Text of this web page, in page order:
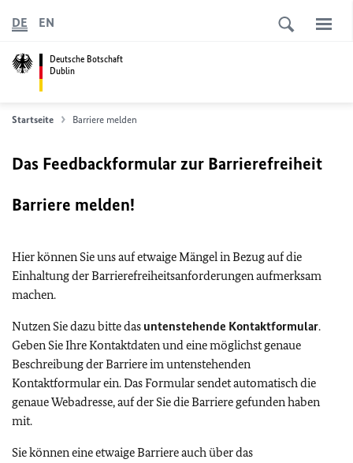
Deutsche Botschaft
Dublin
DE EN
Startseite Barriere melden
Das Feedbackformular zur Barrierefreiheit
Barriere melden!
Hier können Sie uns auf etwaige Mängel in Bezug auf die
Einhaltung der Barrierefreiheitsanforderungen aufmerksam
machen.
Nutzen Sie dazu bitte das untenstehende Kontaktformular.
Geben Sie Ihre Kontaktdaten und eine möglichst genaue
Beschreibung der Barriere im untenstehenden
Kontaktformular ein. Das Formular sendet automatisch die
genaue Webadresse, auf der Sie die Barriere gefunden haben
mit.
Sie können eine etwaige Barriere auch über das